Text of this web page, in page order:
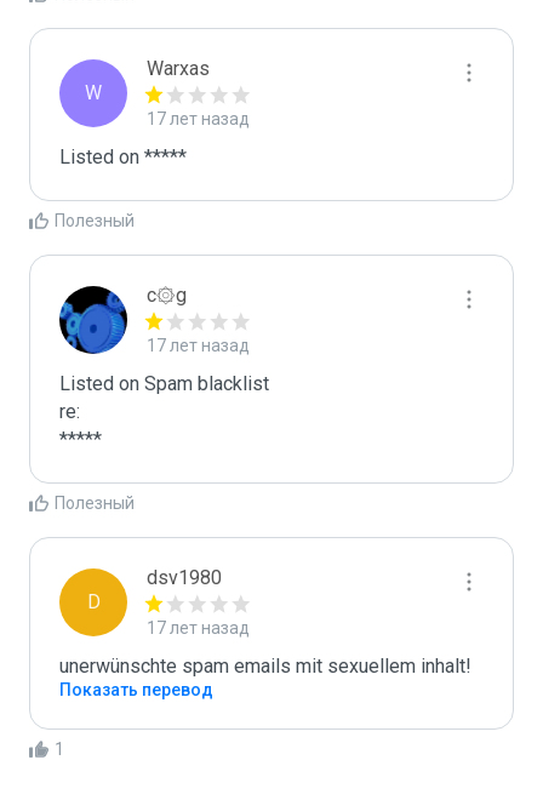
W
Warxas
17 лет назад
Listed on *****
Полезный
c۞g
17 лет назад
Listed on Spam blacklist
re:
*****
Полезный
D
dsv1980
17 лет назад
unerwünschte spam emails mit sexuellem inhalt!
Показать перевод
1